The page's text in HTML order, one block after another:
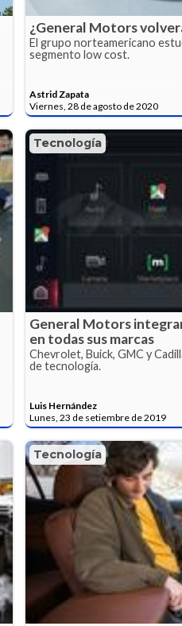
¿General Motors
El grupo norteamericano
segmento low cost.
Astrid Zapata
Viernes, 28 de agosto de 2020
Tecnología
General Motors
en todas sus marcas
Chevrolet, Buick, GMC y
de tecnología.
Luis Hernández
Lunes, 23 de setiembre de 2019
Tecnología